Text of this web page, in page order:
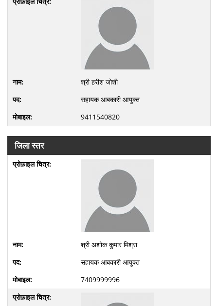
श्री हरीश जोशी
सहायक आबकारी आयुक्त
9411540820
जिला स्तर
श्री अशोक कुमार मिश्रा
सहायक आबकारी आयुक्त
7409999996